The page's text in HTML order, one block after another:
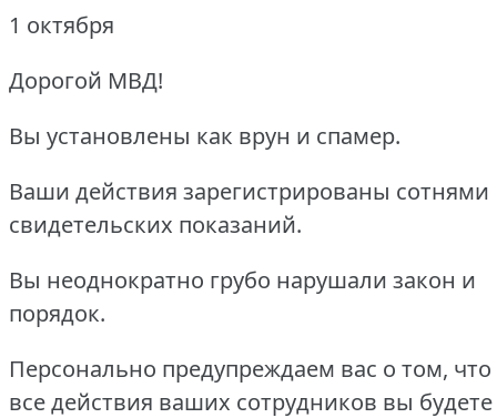
1 октября
Дорогой МВД!
Вы установлены как врун и спамер.
Ваши действия зарегистрированы сотнями
свидетельских показаний.
Вы неоднократно грубо нарушали закон и
порядок.
Персонально предупреждаем вас о том, что
все действия ваших сотрудников вы будете